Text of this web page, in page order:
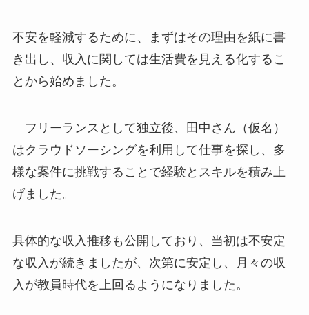
不安を軽減するために、まずはその理由を紙に書
き出し、収入に関しては生活費を見える化するこ
とから始めました。
フリーランスとして独立後、田中さん（仮名）
はクラウドソーシングを利用して仕事を探し、多
様な案件に挑戦することで経験とスキルを積み上
げました。
具体的な収入推移も公開しており、当初は不安定
な収入が続きましたが、次第に安定し、月々の収
入が教員時代を上回るようになりました。